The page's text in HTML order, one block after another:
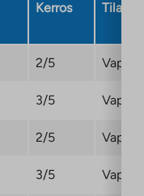
Kerros Tila
2/5 Vapaa
3/5 Vapaa
2/5
3/5 Vapaa